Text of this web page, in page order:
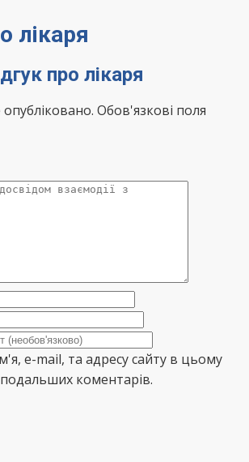
лікаря
про лікаря
Обов'язкові поля
e-mail, та адресу сайту в цьому
подальших коментарів.